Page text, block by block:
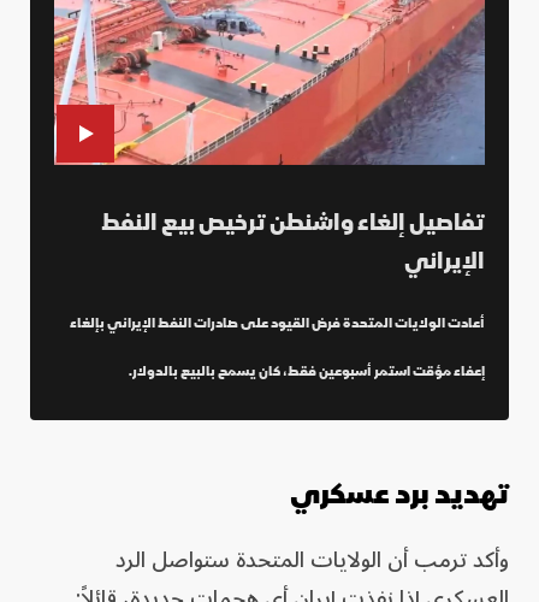
تفاصيل إلغاء واشنطن ترخيص بيع النفط
الإيراني
أعادت الولايات المتحدة فرض القيود على صادرات النفط الإيراني بإلغاء
إعفاء مؤقت استمر أسبوعين فقط، كان يسمح بالبيع بالدولار.
تهديد برد عسكري
وأكد ترمب أن الولايات المتحدة ستواصل الرد